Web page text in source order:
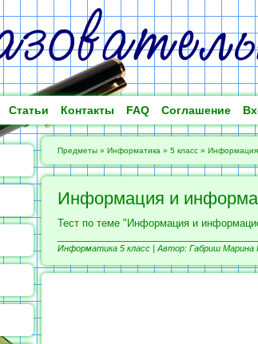
Статьи Контакты FAQ Соглашение
Предметы » Информатика » 5 класс »
Информация и
Тест по теме "Информация и
Информатика 5 класс | Автор: Габриш Марина